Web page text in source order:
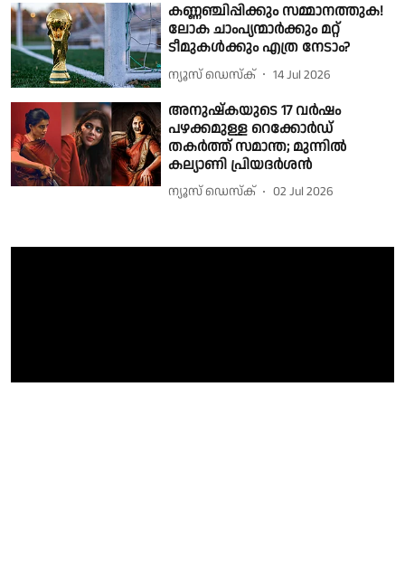
കണ്ണഞ്ചിപ്പിക്കും സമ്മാനത്തുക!
ലോക ചാംപ്യന്മാർക്കും മറ്റ്
ടീമുകൾക്കും എത്ര നേടാം?
ന്യൂസ് ഡെസ്ക് 14 Jul 2026
അനുഷ്കയുടെ 17 വർഷം
പഴക്കമുള്ള റെക്കോർഡ്
തകർത്ത് സമാന്ത; മുന്നിൽ
കല്യാണി പ്രിയദർശൻ
ന്യൂസ് ഡെസ്ക് 02 Jul 2026